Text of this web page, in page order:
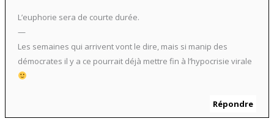
L’euphorie sera de courte durée.
—
Les semaines qui arrivent vont le dire, mais si manip des
démocrates il y a ce pourrait déjà mettre fin à l’hypocrisie virale
Répondre